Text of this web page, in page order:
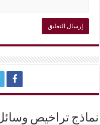
نماذج تراخيص وسائل